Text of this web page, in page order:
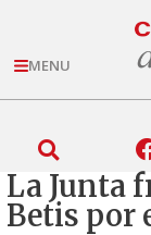
MENU
La Junta
Betis por